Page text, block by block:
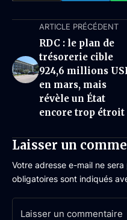
ARTICLE PRÉCÉDENT
RDC : le plan de
trésorerie cible
924,6 millions
en mars, mais
révèle un État
encore trop étroit
Laisser un
Votre adresse e-mail ne
obligatoires sont indiqués